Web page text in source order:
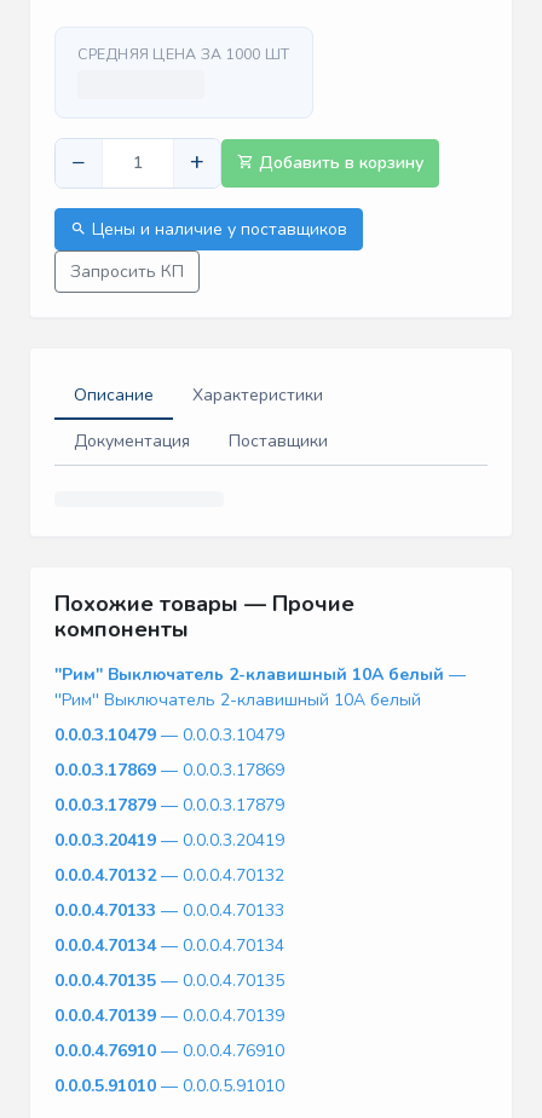
СРЕДНЯЯ ЦЕНА ЗА 1000 ШТ
− + Добавить в корзину
Цены и наличие у поставщиков
Запросить КП
Описание
Характеристики
Документация
Поставщики
Похожие товары — Прочие
компоненты
''Рим'' Выключатель 2-клавишный 10А белый —
''Рим'' Выключатель 2-клавишный 10А белый
0.0.0.3.10479 — 0.0.0.3.10479
0.0.0.3.17869 — 0.0.0.3.17869
0.0.0.3.17879 — 0.0.0.3.17879
0.0.0.3.20419 — 0.0.0.3.20419
0.0.0.4.70132— 0.0.0.4.70132
0.0.0.4.70133 — 0.0.0.4.70133
0.0.0.4.70134— 0.0.0.4.70134
0.0.0.4.70135 — 0.0.0.4.70135
0.0.0.4.70139 — 0.0.0.4.70139
0.0.0.4.76910 — 0.0.0.4.76910
0.0.0.5.91010 — 0.0.0.5.91010